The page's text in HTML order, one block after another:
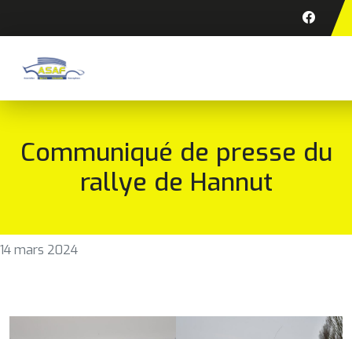
Communiqué de presse du
rallye de Hannut
14 mars 2024